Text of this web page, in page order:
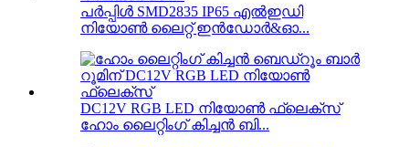
പർപ്പിൾ SMD2835 IP65 എൽഇഡി
നിയോൺ ലൈറ്റ് ഇൻഡോർ&ഓ...
DC12V RGB LED നിയോൺ ഫ്ലെക്‌സ്
ഹോം ലൈറ്റിംഗ് കിച്ചൻ ബി...